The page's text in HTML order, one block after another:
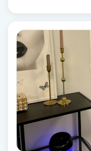
Frisör
Funktionsanalys
Färgning
Föning
Gel naglar